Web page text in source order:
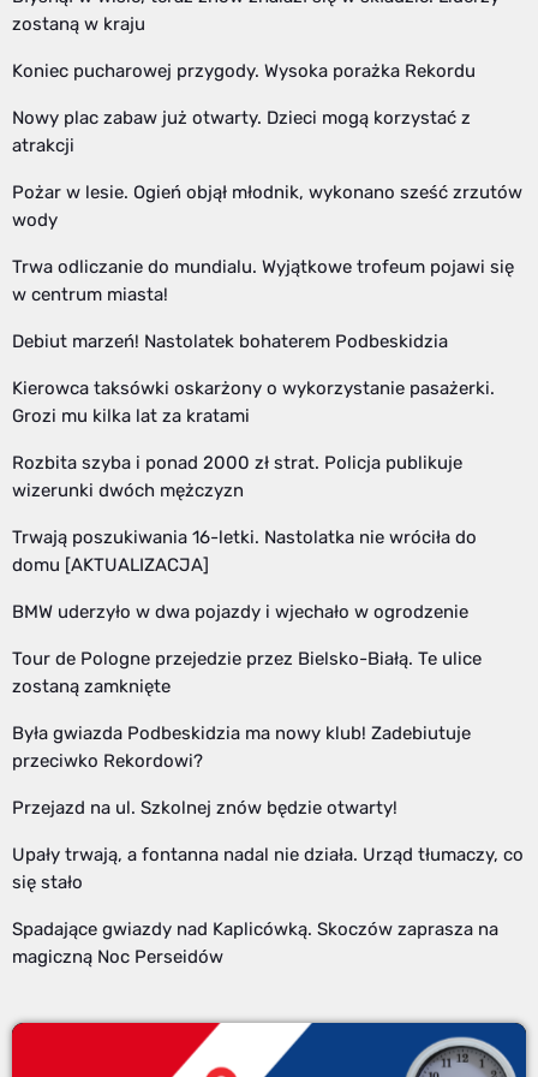
zostaną w kraju
Koniec pucharowej przygody. Wysoka porażka Rekordu
Nowy plac zabaw już otwarty. Dzieci mogą korzystać z
atrakcji
Pożar w lesie. Ogień objął młodnik, wykonano sześć zrzutów
wody
Trwa odliczanie do mundialu. Wyjątkowe trofeum pojawi się
w centrum miasta!
Debiut marzeń! Nastolatek bohaterem Podbeskidzia
Kierowca taksówki oskarżony o wykorzystanie pasażerki.
Grozi mu kilka lat za kratami
Rozbita szyba i ponad 2000 zł strat. Policja publikuje
wizerunki dwóch mężczyzn
Trwają poszukiwania 16-letki. Nastolatka nie wróciła do
domu [AKTUALIZACJA]
BMW uderzyło w dwa pojazdy i wjechało w ogrodzenie
Tour de Pologne przejedzie przez Bielsko-Białą. Te ulice
zostaną zamknięte
Była gwiazda Podbeskidzia ma nowy klub! Zadebiutuje
przeciwko Rekordowi?
Przejazd na ul. Szkolnej znów będzie otwarty!
Upały trwają, a fontanna nadal nie działa. Urząd tłumaczy, co
się stało
Spadające gwiazdy nad Kaplicówką. Skoczów zaprasza na
magiczną Noc Perseidów